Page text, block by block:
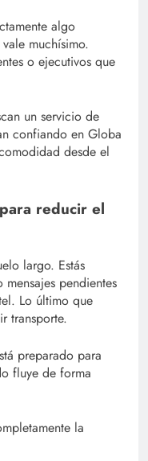
algo
muchísimo.
o ejecutivos que
un servicio de
confiando en Globa
desde el
reducir el
largo. Estás
pendientes
Lo último que
transporte.
preparado para
fluye de forma
la